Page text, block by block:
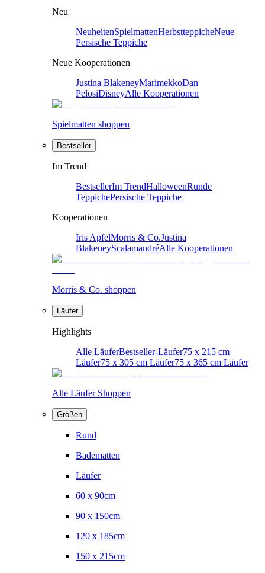
Neu
NeuheitenSpielmattenHerbstteppicheNeue
Persische Teppiche
Neue Kooperationen
Justina BlakeneyMarimekkoDan
PelosiDisneyAlle Kooperationen
Spielmatten shoppen
Bestseller
Im Trend
BestsellerIm TrendHalloweenRunde
TeppichePersische Teppiche
Kooperationen
Iris ApfelMorris & Co.Justina
BlakeneyScalamandréAlle Kooperationen
Morris & Co. shoppen
Läufer
Highlights
Alle LäuferBestseller-Läufer75 x 215 cm
Läufer75 x 305 cm Läufer75 x 365 cm Läufer
Alle Läufer Shoppen
Größen
Rund
Badematten
Läufer
60 x 90cm
90 x 150cm
120 x 185cm
150 x 215cm